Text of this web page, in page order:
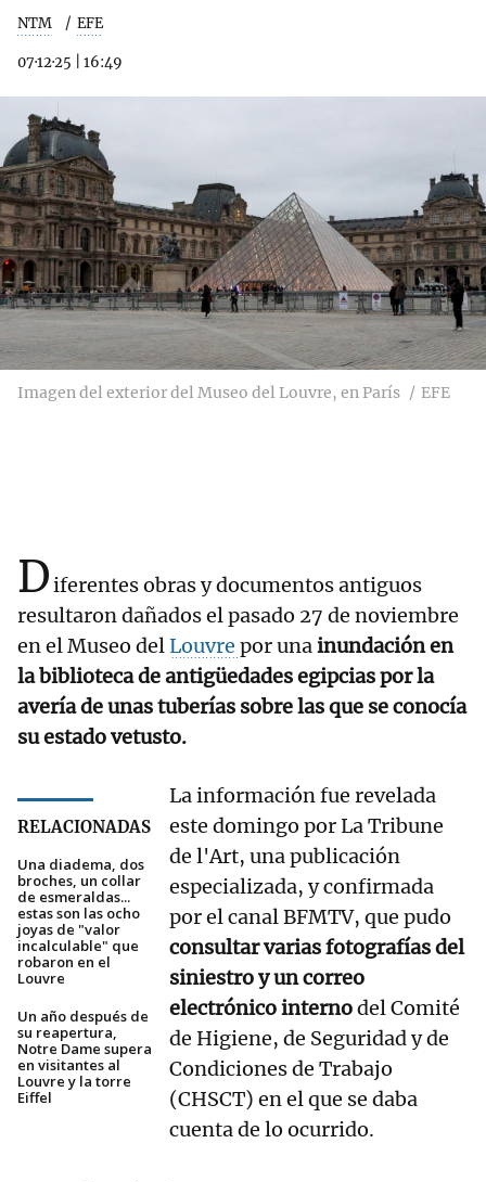
NTM EFE
07·12·25 16:49
Imagen del exterior del Museo del Louvre, en París EFE
Diferentes obras y documentos antiguos
resultaron dañados el pasado 27 de noviembre
en el Museo delLouvre por unainundación en
la biblioteca de antigüedades egipcias por la
avería de unas tuberías sobre las que se conocía
su estado vetusto.
RELACIONADAS
Una diadema, dos
broches, un collar
de esmeraldas...
estas son las ocho
joyas de "valor
incalculable" que
robaron en el
Louvre
Un año después de
su reapertura,
Notre Dame supera
en visitantes al
Louvre y la torre
Eiffel
La información fue revelada
este domingo por La Tribune
de l'Art, una publicación
especializada, y confirmada
por el canal BFMTV, que pudo
consultar varias fotografías del
siniestro y un correo
electrónico internodel Comité
de Higiene, de Seguridad y de
Condiciones de Trabajo
(CHSCT) en el que se daba
cuenta de lo ocurrido.